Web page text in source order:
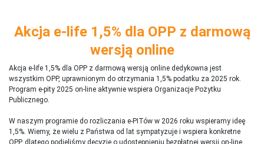
Akcja e-life 1,5% dla OPP z darmową
wersją online
Akcja e-life 1,5% dla OPP z darmową wersją online dedykowna jest
wszystkim OPP, uprawnionym do otrzymania 1,5% podatku za 2025 rok.
Program e-pity 2025 on-line aktywnie wspiera Organizacje Pożytku
Publicznego.
W naszym programie do rozliczania e-PITów w 2026 roku wspieramy ideę
1,5%. Wiemy, że wielu z Państwa od lat sympatyzuje i wspiera konkretne
OPP, dlatego podjęliśmy decyzję o udostępnieniu bezpłatnej wersji on-line